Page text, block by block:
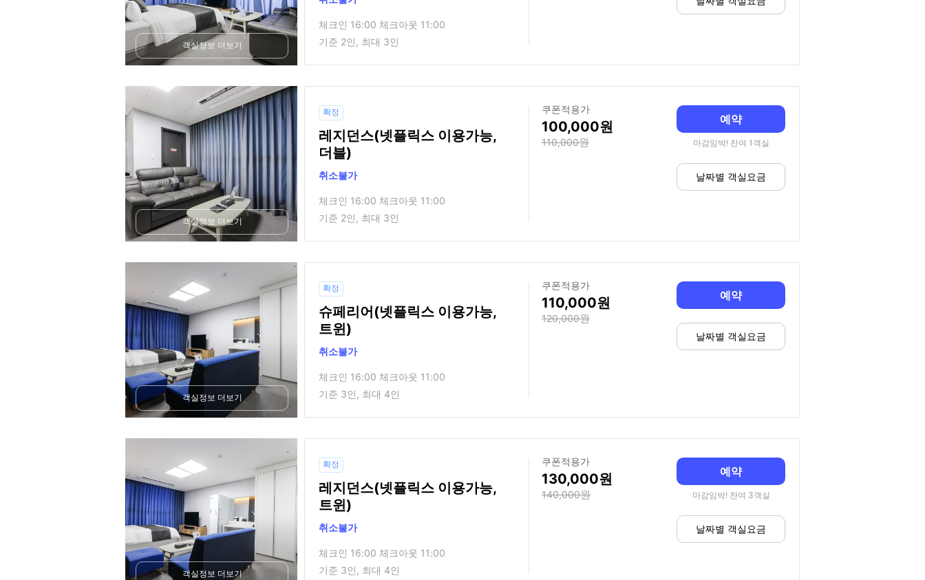
객실정보 더보기
체크인 16:00 체크아웃 11:00
기준 2인, 최대 3인
객실정보 더보기
확정
레지던스(넷플릭스 이용가능,
더블)
취소불가
체크인 16:00 체크아웃 11:00
기준 2인, 최대 3인
쿠폰적용가
100,000
110,000
예약
마감임박! 잔여 1객실
날짜별 객실요금
객실정보 더보기
확정
슈페리어(넷플릭스 이용가능,
트윈)
취소불가
체크인 16:00 체크아웃 11:00
기준 3인, 최대 4인
쿠폰적용가
110,000
120,000
예약
날짜별 객실요금
객실정보 더보기
확정
레지던스(넷플릭스 이용가능,
트윈)
취소불가
체크인 16:00 체크아웃 11:00
기준 3인, 최대 4인
쿠폰적용가
130,000
140,000
예약
마감임박! 잔여 3객실
날짜별 객실요금